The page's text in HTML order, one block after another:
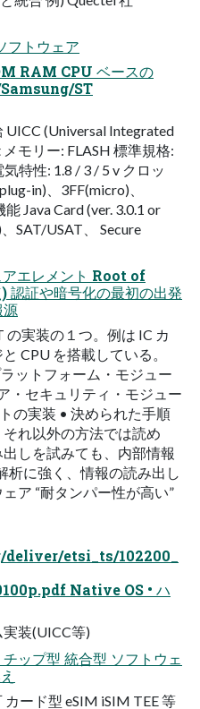
フトウェア
RAM CPU ベースの
ST
(Universal Integrated
モリー: FLASH 標準規格:
特性: 1.8 / 3 / 5 v クロッ
in)、3FF(micro)、
Java Card (ver. 3.0.1 or
SAT/USAT、 Secure
エレメント Root of
証や暗号化の最初の出発
源
の実装の１つ。例は IC カ
CPU を搭載している。
ットフォーム・モジュー
・セキュリティ・モジュー
の実装 • 決められた手順
れ以外の方法では読め
しを試みても、内部情報
析に強く、情報の読み出し
ア “耐タンパー性が高い”
etsi_ts/102200_
Native OS • ハ
装(UICC等)
ップ型 統合型 ソフトウェ
ード型 eSIM iSIM TEE 等